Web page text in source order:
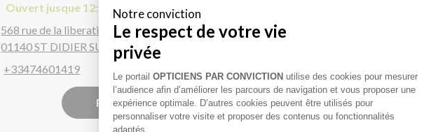
Ouvert jusque 12:00
568 rue de la liberation
01140 ST DIDIER SUR CHALARONNE
+33474601419
Prenez un rendez-vous
Notre conviction
Le respect de votre vie
privée
Plateforme de Gestion du
Le portail OPTICIENS PAR CONVICTION utilise des cookies pour mesurer
l’audience afin d’améliorer les parcours de navigation et vous proposer une
expérience optimale. D’autres cookies peuvent être utilisés pour
personnaliser votre visite et proposer des contenus ou fonctionnalités
adaptés.